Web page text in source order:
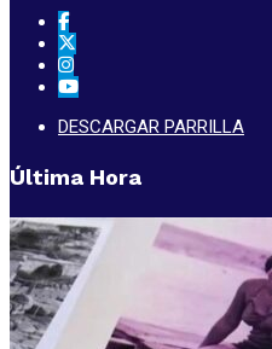
DESCARGAR PARRILLA
Última Hora